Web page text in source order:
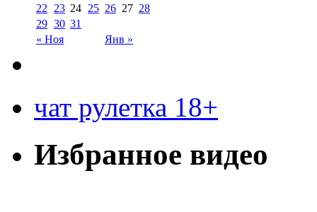
« Ноя Янв »
22
23 24 25 26 27 28
29 30 31
чат рулетка 18+
Избранное видео